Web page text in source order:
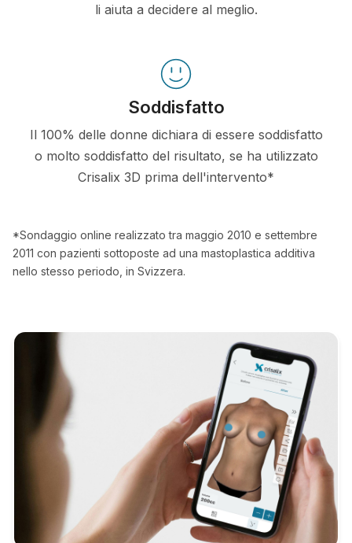
li aiuta a decidere al meglio.
Soddisfatto
Il 100% delle donne dichiara di essere soddisfatto
o molto soddisfatto del risultato, se ha utilizzato
Crisalix 3D prima dell'intervento*
*Sondaggio online realizzato tra maggio 2010 e settembre
2011 con pazienti sottoposte ad una mastoplastica additiva
nello stesso periodo, in Svizzera.